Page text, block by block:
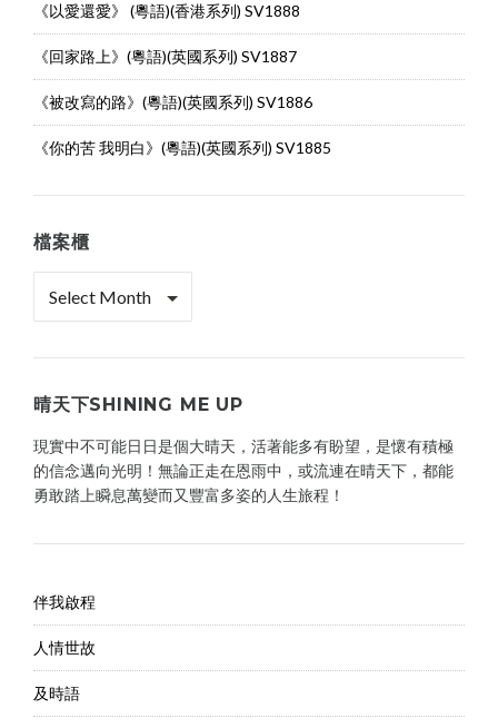
《以愛還愛》 (粵語)(香港系列) SV1888
《回家路上》(粵語)(英國系列) SV1887
《被改寫的路》(粵語)(英國系列) SV1886
《你的苦 我明白》(粵語)(英國系列) SV1885
檔案櫃
晴天下SHINING ME UP
現實中不可能日日是個大晴天，活著能多有盼望，是懷有積極
的信念邁向光明！無論正走在恩雨中，或流連在晴天下，都能
勇敢踏上瞬息萬變而又豐富多姿的人生旅程！
伴我啟程
人情世故
及時語